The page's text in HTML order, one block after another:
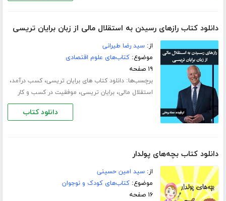
دانلود کتاب رازهای رسیدن به استقلال مالی از زبان برایان تریسی
از:سید رضا طیرانی
موضوع:کتاب‌های علوم اقتصادی
۱۹ صفحه
برچسب‌ها:دانلود کتاب های برایان تریسی،کسب درآمد،
استقلال مالی،برایان تریسی، موفقیت در کسب و کار
دانلود کتاب
دانلود کتاب بچه‌های پولدار
از:سید امین حسینی
موضوع:کتاب‌های کودک و نوجوان
۱۶ صفحه